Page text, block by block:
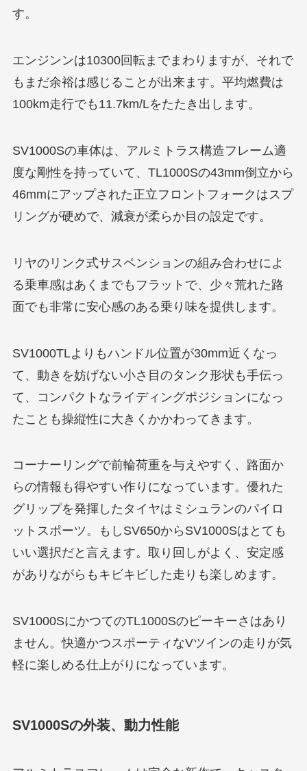
す。
エンジンンは10300回転までまわりますが、それで
もまだ余裕は感じることが出来ます。平均燃費は
100km走行でも11.7km/Lをたたき出します。
SV1000Sの車体は、アルミトラス構造フレーム適
度な剛性を持っていて、TL1000Sの43mm倒立から
46mmにアップされた正立フロントフォークはスプ
リングが硬めで、減衰が柔らか目の設定です。
リヤのリンク式サスペンションの組み合わせによ
る乗車感はあくまでもフラットで、少々荒れた路
面でも非常に安心感のある乗り味を提供します。
SV1000TLよりもハンドル位置が30mm近くなっ
て、動きを妨げない小さ目のタンク形状も手伝っ
て、コンパクトなライディングポジションになっ
たことも操縦性に大きくかかわってきます。
コーナーリングで前輪荷重を与えやすく、路面か
らの情報も得やすい作りになっています。優れた
グリップを発揮したタイヤはミシュランのパイロ
ットスポーツ。もしSV650からSV1000Sはとても
いい選択だと言えます。取り回しがよく、安定感
がありながらもキビキビした走りも楽しめます。
SV1000SにかつてのTL1000Sのピーキーさはあり
ません。快適かつスポーティなVツインの走りが気
軽に楽しめる仕上がりになっています。
SV1000Sの外装、動力性能